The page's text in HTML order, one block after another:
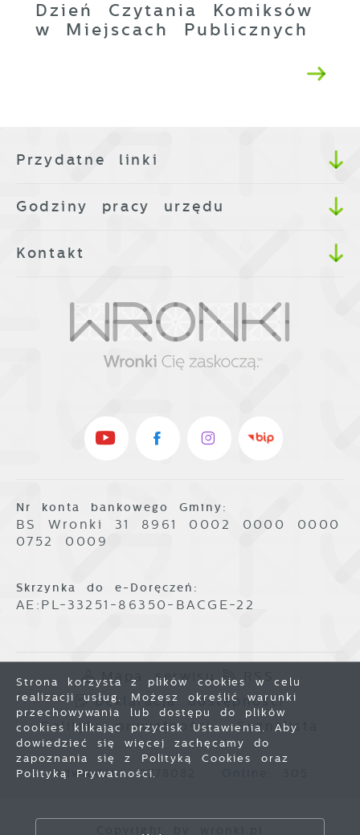
Dzień Czytania Komiksów
w Miejscach Publicznych
Przydatne linki
Godziny pracy urzędu
Kontakt
Nr konta bankowego Gminy:
BS Wronki 31 8961 0002 0000 0000
0752 0009
Skrzynka do e-Doręczeń:
AE:PL-33251-86350-BACGE-22
Mapa serwisu
RSS
Deklaracja dostępności
Polityka prywatności
Sygnalista
Odwiedzin: 3778082
Strona korzysta z plików cookies w celu
realizacji usług. Możesz określić warunki
przechowywania lub dostępu do plików
cookies klikając przycisk Ustawienia. Aby
dowiedzieć się więcej zachęcamy do
zapoznania się z Polityką Cookies oraz
Polityką Prywatności.